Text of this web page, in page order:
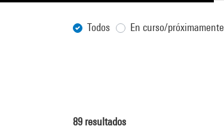
Todos En curso/próximamente
89 resultados